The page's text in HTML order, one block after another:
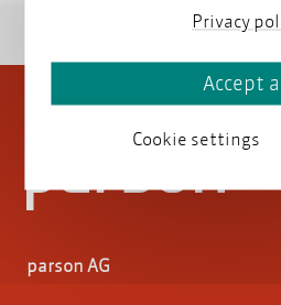
parson AG
Privacy
Cookie settings
Accept